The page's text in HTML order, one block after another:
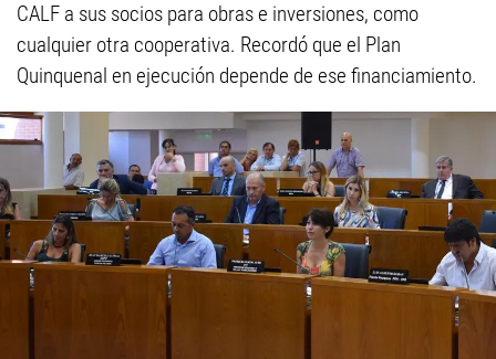
CALF a sus socios para obras e inversiones, como
cualquier otra cooperativa. Recordó que el Plan
Quinquenal en ejecución depende de ese financiamiento.